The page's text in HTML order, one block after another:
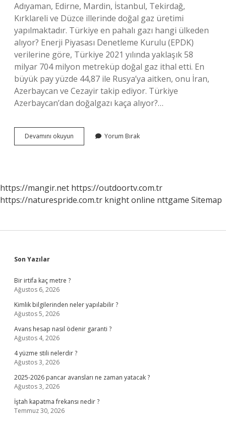
Adıyaman, Edirne, Mardin, İstanbul, Tekirdağ,
Kırklareli ve Düzce illerinde doğal gaz üretimi
yapılmaktadır. Türkiye en pahalı gazı hangi ülkeden
alıyor? Enerji Piyasası Denetleme Kurulu (EPDK)
verilerine göre, Türkiye 2021 yılında yaklaşık 58
milyar 704 milyon metreküp doğal gaz ithal etti. En
büyük pay yüzde 44,87 ile Rusya’ya aitken, onu İran,
Azerbaycan ve Cezayir takip ediyor. Türkiye
Azerbaycan’dan doğalgazı kaça alıyor?…
Devamını okuyun
Kimden
Yorum Bırak
https://mangir.net https://outdoortv.com.tr
https://naturespride.com.tr knight online nttgame Sitemap
Sidebar
Son Yazılar
Bir irtifa kaç metre ?
Ağustos 6, 2026
Kimlik bilgilerinden neler yapılabilir ?
Ağustos 5, 2026
Avans hesap nasıl ödenir garanti ?
Ağustos 4, 2026
4 yüzme stili nelerdir ?
Ağustos 3, 2026
2025-2026 pancar avansları ne zaman yatacak ?
Ağustos 3, 2026
İştah kapatma frekansı nedir ?
Temmuz 30, 2026